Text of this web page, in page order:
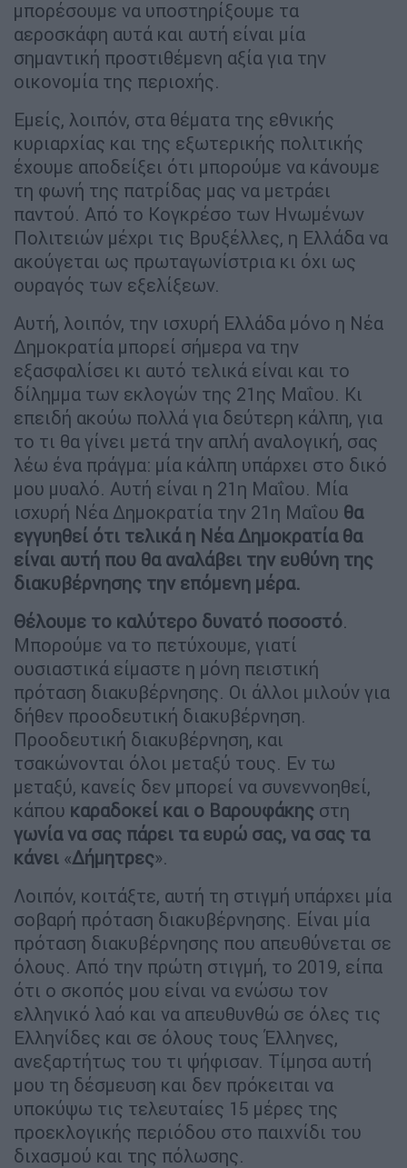
μπορέσουμε να υποστηρίξουμε τα
αεροσκάφη αυτά και αυτή είναι μία
σημαντική προστιθέμενη αξία για την
οικονομία της περιοχής.
Εμείς, λοιπόν, στα θέματα της εθνικής
κυριαρχίας και της εξωτερικής πολιτικής
έχουμε αποδείξει ότι μπορούμε να κάνουμε
τη φωνή της πατρίδας μας να μετράει
παντού. Από το Κογκρέσο των Ηνωμένων
Πολιτειών μέχρι τις Βρυξέλλες, η Ελλάδα να
ακούγεται ως πρωταγωνίστρια κι όχι ως
ουραγός των εξελίξεων.
Αυτή, λοιπόν, την ισχυρή Ελλάδα μόνο η Νέα
Δημοκρατία μπορεί σήμερα να την
εξασφαλίσει κι αυτό τελικά είναι και το
δίλημμα των εκλογών της 21ης Μαΐου. Κι
επειδή ακούω πολλά για δεύτερη κάλπη, για
το τι θα γίνει μετά την απλή αναλογική, σας
λέω ένα πράγμα: μία κάλπη υπάρχει στο δικό
μου μυαλό. Αυτή είναι η 21η Μαΐου. Μία
ισχυρή Νέα Δημοκρατία την 21η Μαΐου θα
εγγυηθεί ότι τελικά η Νέα Δημοκρατία θα
είναι αυτή που θα αναλάβει την ευθύνη της
διακυβέρνησης την επόμενη μέρα.
Θέλουμε το καλύτερο δυνατό ποσοστό.
Μπορούμε να το πετύχουμε, γιατί
ουσιαστικά είμαστε η μόνη πειστική
πρόταση διακυβέρνησης. Οι άλλοι μιλούν για
δήθεν προοδευτική διακυβέρνηση.
Προοδευτική διακυβέρνηση, και
τσακώνονται όλοι μεταξύ τους. Εν τω
μεταξύ, κανείς δεν μπορεί να συνεννοηθεί,
κάπου καραδοκεί και ο Βαρουφάκης στη
γωνία να σας πάρει τα ευρώ σας, να σας τα
κάνει «Δήμητρες».
Λοιπόν, κοιτάξτε, αυτή τη στιγμή υπάρχει μία
σοβαρή πρόταση διακυβέρνησης. Είναι μία
πρόταση διακυβέρνησης που απευθύνεται σε
όλους. Από την πρώτη στιγμή, το 2019, είπα
ότι ο σκοπός μου είναι να ενώσω τον
ελληνικό λαό και να απευθυνθώ σε όλες τις
Ελληνίδες και σε όλους τους Έλληνες,
ανεξαρτήτως του τι ψήφισαν. Τίμησα αυτή
μου τη δέσμευση και δεν πρόκειται να
υποκύψω τις τελευταίες 15 μέρες της
προεκλογικής περιόδου στο παιχνίδι του
διχασμού και της πόλωσης.